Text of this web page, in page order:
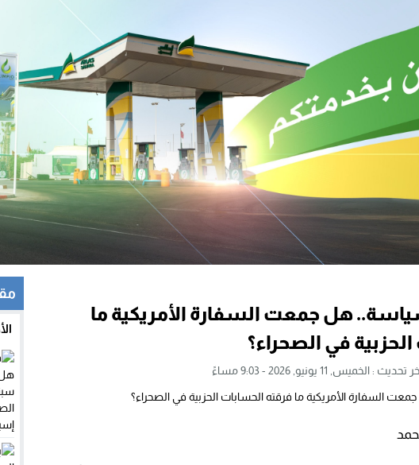
هل جمعت السفارة الأمريكية ما
في الصحراء؟
تحديث : الخميس, 11 يونيو, 2026 - 9:03 مساءً